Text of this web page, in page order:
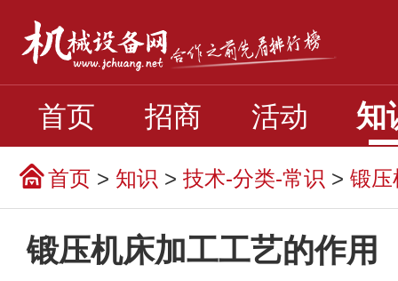
首页 招商 活动 知
首页 > 知识 > 技术-分类-常识 > 锻压
锻压机床加工工艺的作用